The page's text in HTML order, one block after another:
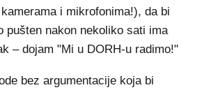
i mikrofonima!), da bi
pušten nakon nekoliko sati ima
– dojam "Mi u DORH-u radimo!"
bez argumentacije koja bi